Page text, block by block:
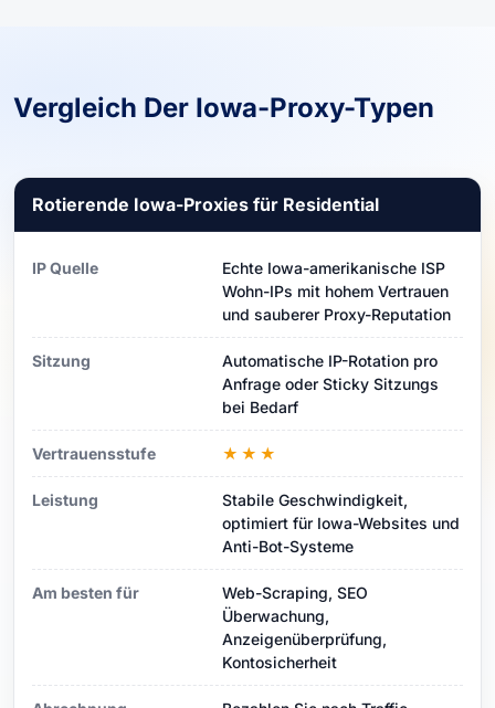
Vergleich Der Iowa-Proxy-Typen
Rotierende Iowa-Proxies für Residential
IP Quelle
Echte Iowa-amerikanische ISP
Wohn-IPs mit hohem Vertrauen
und sauberer Proxy-Reputation
Sitzung
Automatische IP-Rotation pro
Anfrage oder Sticky Sitzungs
bei Bedarf
Vertrauensstufe ★★★
Leistung
Stabile Geschwindigkeit,
optimiert für Iowa-Websites und
Anti-Bot-Systeme
Am besten für
Web-Scraping, SEO
Überwachung,
Anzeigenüberprüfung,
Kontosicherheit